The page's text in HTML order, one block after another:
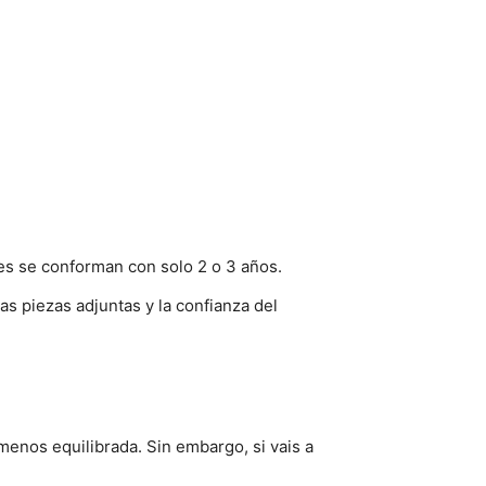
se conforman con solo 2 o 3 años.
piezas adjuntas y la confianza del
equilibrada. Sin embargo, si vais a